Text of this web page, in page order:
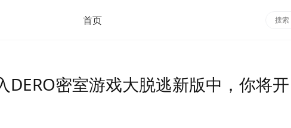
首页
DERO密室游戏大脱逃新版中，你将开